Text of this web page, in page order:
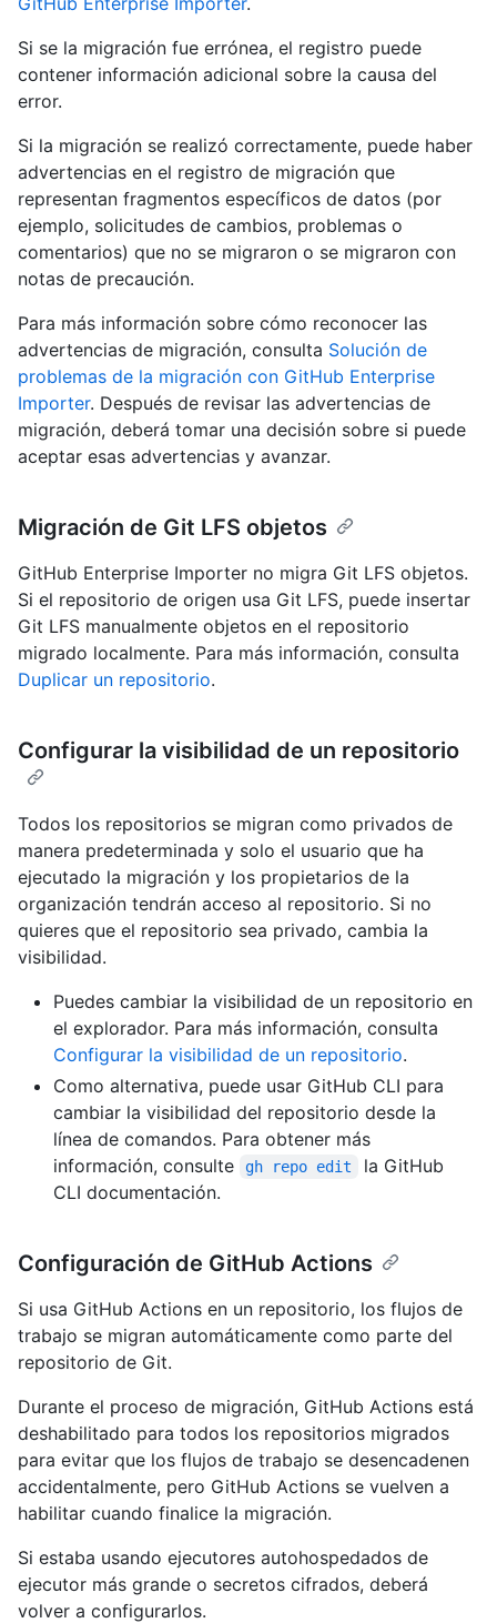
Si se la migración fue errónea, el registro puede
contener información adicional sobre la causa del
error.
Si la migración se realizó correctamente, puede haber
advertencias en el registro de migración que
representan fragmentos específicos de datos (por
ejemplo, solicitudes de cambios, problemas o
comentarios) que no se migraron o se migraron con
notas de precaución.
Para más información sobre cómo reconocer las
advertencias de migración, consulta Solución de
problemas de la migración con GitHub Enterprise
Importer. Después de revisar las advertencias de
migración, deberá tomar una decisión sobre si puede
aceptar esas advertencias y avanzar.
Migración de Git LFS objetos
GitHub Enterprise Importer no migra Git LFS objetos.
Si el repositorio de origen usa Git LFS, puede insertar
Git LFS manualmente objetos en el repositorio
migrado localmente. Para más información, consulta
Duplicar un repositorio.
Configurar la visibilidad de un repositorio
Todos los repositorios se migran como privados de
manera predeterminada y solo el usuario que ha
ejecutado la migración y los propietarios de la
organización tendrán acceso al repositorio. Si no
quieres que el repositorio sea privado, cambia la
visibilidad.
Puedes cambiar la visibilidad de un repositorio en
el explorador. Para más información, consulta
Configurar la visibilidad de un repositorio.
Como alternativa, puede usar GitHub CLI para
cambiar la visibilidad del repositorio desde la
línea de comandos. Para obtener más
información, consulte
gh repo edit
la GitHub
CLI documentación.
Configuración de GitHub Actions
Si usa GitHub Actions en un repositorio, los flujos de
trabajo se migran automáticamente como parte del
repositorio de Git.
Durante el proceso de migración, GitHub Actions está
deshabilitado para todos los repositorios migrados
para evitar que los flujos de trabajo se desencadenen
accidentalmente, pero GitHub Actions se vuelven a
habilitar cuando finalice la migración.
Si estaba usando ejecutores autohospedados de
ejecutor más grande o secretos cifrados, deberá
volver a configurarlos.